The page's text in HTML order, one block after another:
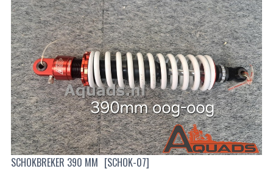
PAKKINGEN
PLASTIC PARTS
VERLICHTING
ONDERDELEN 50CC TOT 125CC
UNIVERSELE QUAD ONDERDELEN
BASHAN ONDERDELEN
BASHAN 150CC
SCHOKBREKER 390 MM [SCHOK-07]